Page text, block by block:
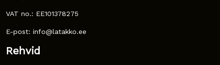
VAT no.: EE101378275
E-post: info@latakko.ee
Rehvid